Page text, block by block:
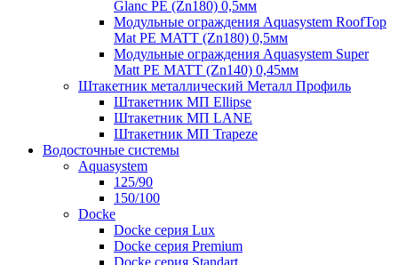
Glanc PE (Zn180) 0,5мм
Модульные ограждения Aquasystem RoofTop
Mat PE MATT (Zn180) 0,5мм
Модульные ограждения Aquasystem Super
Matt PE MATT (Zn140) 0,45мм
Штакетник металлический Металл Профиль
Штакетник МП Ellipse
Штакетник МП LANE
Штакетник МП Trapeze
Водосточные системы
Aquasystem
125/90
150/100
Docke
Docke серия Lux
Docke серия Premium